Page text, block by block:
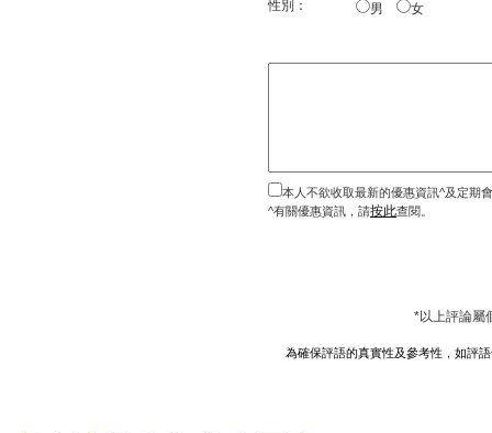
性別： 男 女
本人不欲收取最新的優惠資訊^及定期
^有關優惠資訊，請按此查閱。
*以上評論屬
為確保評語的真實性及參考性，如評